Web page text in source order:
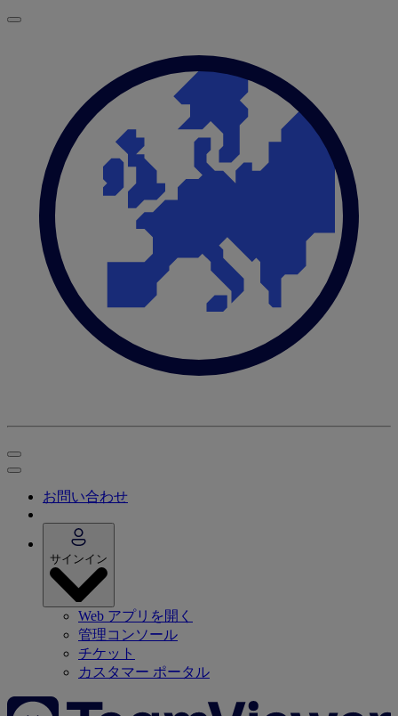
お問い合わせ
サインイン
Web アプリを開く
管理コンソール
チケット
カスタマー ポータル